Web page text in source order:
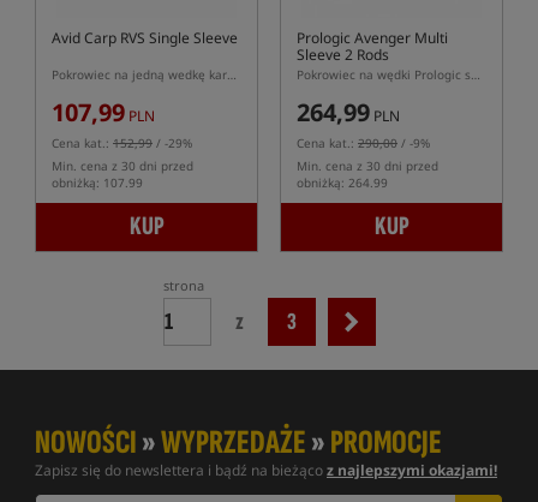
Avid Carp RVS Single Sleeve
Pokrowiec na jedną wedkę karpiową serii RVS
107,99 PLN
Cena kat.: 152,99 / -29%
Min. cena z 30 dni przed
obniżką: 107.99
KUP
Prologic Avenger Multi
Sleeve 2 Rods
Pokrowiec na wędki Prologic serii Avenger
264,99 PLN
Cena kat.: 290,00 / -9%
Min. cena z 30 dni przed
obniżką: 264.99
KUP
strona
z 3
NOWOŚCI»WYPRZEDAŻE»PROMOCJE
Zapisz się do newslettera i bądź na bieżącoz najlepszymi okazjami!